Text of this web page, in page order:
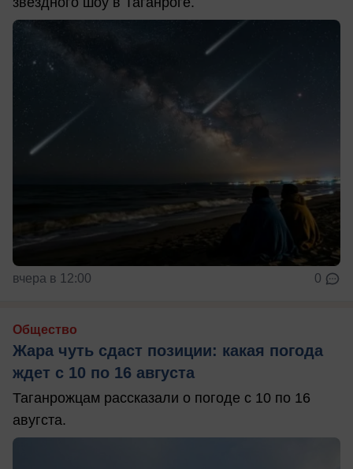
вчера в 12:00 0
Общество
Жара чуть сдаст позиции: какая погода
ждет с 10 по 16 августа
Таганрожцам рассказали о погоде с 10 по 16
авугста.